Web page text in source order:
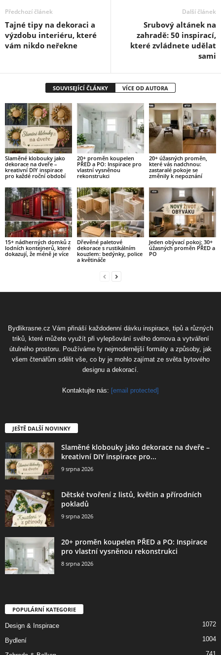
Předchozí článek
Tajné tipy na dekoraci a
výzdobu interiéru, které
vám nikdo neřekne
Další článek
Srubový altánek na
zahradě: 50 inspirací,
které zvládnete udělat
sami
SOUVISEJÍCÍ ČLÁNKY VÍCE OD AUTORA
Slaměné klobouky jako
dekorace na dveře –
kreativní DIY inspirace
pro každé roční období
20+ proměn koupelen
PŘED a PO: Inspirace pro
vlastní vysněnou
rekonstrukci
20+ úžasných proměn,
které vás nadchnou:
zastaralé pokoje se
změnily k nepoznání
15+ nádherných domků z
lodních kontejnerů, které
dokazují, že méně je více
Dřevěné paletové
dekorace s rustikálním
kouzlem: bedýnky, police
a květináče
Jeden obývací pokoj: 30+
úžasných proměn PŘED a
PO
Bydlikrasne.cz Vám přináší každodenní dávku inspirace, tipů a různých
triků, které můžete využít při vylepšování svého domova a vytváření
útulného prostoru. Používáme ty nejmodernější formáty a způsoby, jak
všem čtenářům sdělit vše, co by je mohlo zajímat ze světa bytového
designu a dekorací.
Kontaktujte nás: [email protected]
JEŠTĚ DALŠÍ NOVINKY
Slaměné klobouky jako dekorace na dveře –
kreativní DIY inspirace pro...
9 srpna 2026
Dětské tvoření z listů, květin a přírodních
pokladů
9 srpna 2026
20+ proměn koupelen PŘED a PO: Inspirace
pro vlastní vysněnou rekonstrukci
8 srpna 2026
POPULÁRNÍ KATEGORIE
Design & Inspirace 1072
Bydlení 1004